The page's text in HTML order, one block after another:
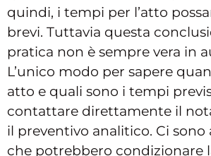
quindi, i tempi per l’atto
brevi. Tuttavia questa
pratica non è sempre vera in
L’unico modo per sapere
atto e quali sono i tempi
contattare direttamente il
il preventivo analitico. Ci sono
che potrebbero condizionare